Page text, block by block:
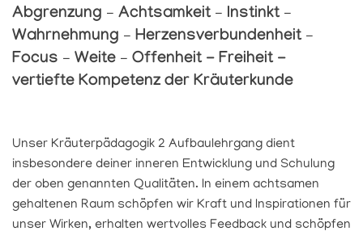
Abgrenzung – Achtsamkeit – Instinkt –
Wahrnehmung – Herzensverbundenheit –
Focus – Weite – Offenheit - Freiheit -
vertiefte Kompetenz der Kräuterkunde
Unser Kräuterpädagogik 2 Aufbaulehrgang dient
insbesondere deiner inneren Entwicklung und Schulung
der oben genannten Qualitäten. In einem achtsamen
gehaltenen Raum schöpfen wir Kraft und Inspirationen für
unser Wirken, erhalten wertvolles Feedback und schöpfen